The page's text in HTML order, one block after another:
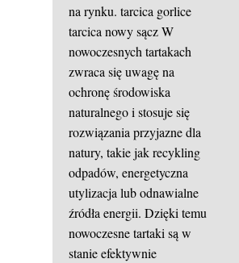
na rynku. tarcica gorlice
tarcica nowy sączW
nowoczesnych tartakach
zwraca się uwagę na
ochronę środowiska
naturalnego i stosuje się
rozwiązania przyjazne dla
natury, takie jak recykling
odpadów, energetyczna
utylizacja lub odnawialne
źródła energii. Dzięki temu
nowoczesne tartaki są w
stanie efektywnie